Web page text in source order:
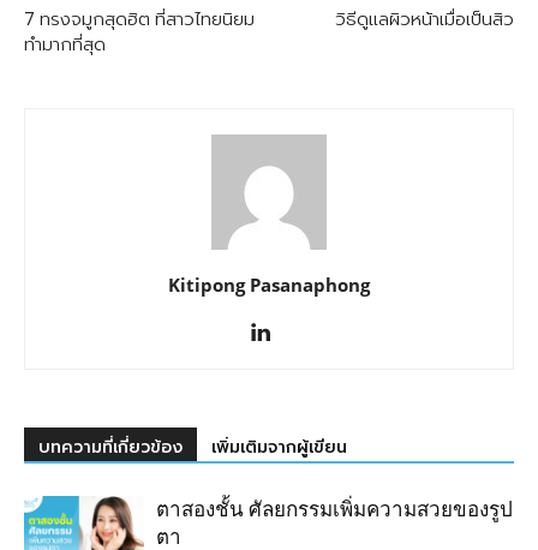
7 ทรงจมูกสุดฮิต ที่สาวไทยนิยม
ทำมากที่สุด
วิธีดูแลผิวหน้าเมื่อเป็นสิว
Kitipong Pasanaphong
บทความที่เกี่ยวข้อง เพิ่มเติมจากผู้เขียน
ตาสองชั้น ศัลยกรรมเพิ่มความสวยของรูป
ตา